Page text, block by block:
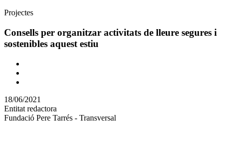
Àmbit
la
notícia
Projectes
Consells per organitzar activitats de lleure segures i
sostenibles aquest estiu
Comparteix
altres
xarxes
socials
18/06/2021
Entitat redactora
Fundació Pere Tarrés - Transversal